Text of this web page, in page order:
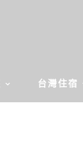
台灣住宿